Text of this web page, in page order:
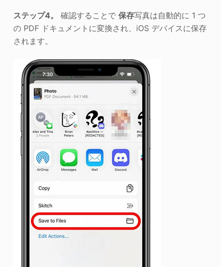
ステップ4。 確認することで 保存写真は自動的に 1 つ
の PDF ドキュメントに変換され、iOS デバイスに保存
されます。